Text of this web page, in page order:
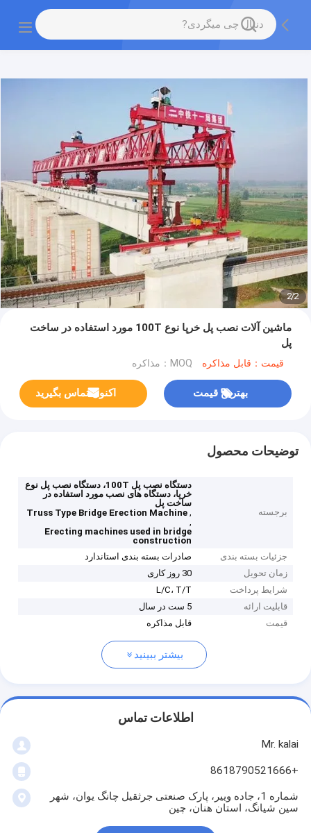
gtag('config', 'G-QWE9HWC3PF', {cookie_flags:
"SameSite=None;Secure"});
2
/
2
ماشین آلات نصب پل خرپا نوع 100T مورد استفاده در ساخت
پل
قیمت：قابل مذاکره MOQ：مذاکره
بهترین قیمت اکنون تماس بگیرید
توضیحات محصول
برجسته
دستگاه نصب پل 100T، دستگاه نصب پل نوع
خرپا، دستگاه های نصب مورد استفاده در
ساخت پل
,
Truss Type Bridge Erection Machine
,
Erecting machines used in bridge
construction
جزئیات بسته بندی
صادرات بسته بندی استاندارد
زمان تحویل
30 روز کاری
شرایط پرداخت
L/C، T/T
قابلیت ارائه
5 ست در سال
قیمت
قابل مذاکره
بیشتر ببینید
اطلاعات تماس
Mr. kalai
+8618790521666
شماره 1، جاده وییر، پارک صنعتی جرثقیل چانگ یوان، شهر
سین شیانگ، استان هنان، چین